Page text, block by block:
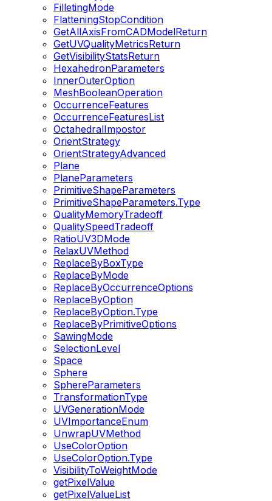
FilletingMode
FlatteningStopCondition
GetAllAxisFromCADModelReturn
GetUVQualityMetricsReturn
GetVisibilityStatsReturn
HexahedronParameters
InnerOuterOption
MeshBooleanOperation
OccurrenceFeatures
OccurrenceFeaturesList
OctahedralImpostor
OrientStrategy
OrientStrategyAdvanced
Plane
PlaneParameters
PrimitiveShapeParameters
PrimitiveShapeParameters.Type
QualityMemoryTradeoff
QualitySpeedTradeoff
RatioUV3DMode
RelaxUVMethod
ReplaceByBoxType
ReplaceByMode
ReplaceByOccurrenceOptions
ReplaceByOption
ReplaceByOption.Type
ReplaceByPrimitiveOptions
SawingMode
SelectionLevel
Space
Sphere
SphereParameters
TransformationType
UVGenerationMode
UVImportanceEnum
UnwrapUVMethod
UseColorOption
UseColorOption.Type
VisibilityToWeightMode
getPixelValue
getPixelValueList